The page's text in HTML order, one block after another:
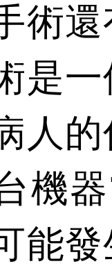
術
是
人
機
能